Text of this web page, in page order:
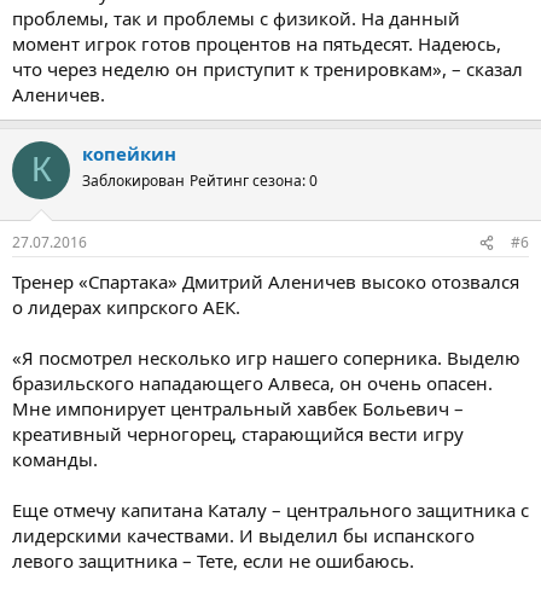
проблемы, так и проблемы с физикой. На данный
момент игрок готов процентов на пятьдесят. Надеюсь,
что через неделю он приступит к тренировкам», – сказал
Аленичев.
К копейкин
Заблокирован Рейтинг сезона: 0
27.07.2016 #6
Тренер «Спартака» Дмитрий Аленичев высоко отозвался
о лидерах кипрского АЕК.
«Я посмотрел несколько игр нашего соперника. Выделю
бразильского нападающего Алвеса, он очень опасен.
Мне импонирует центральный хавбек Больевич –
креативный черногорец, старающийся вести игру
команды.
Еще отмечу капитана Каталу – центрального защитника с
лидерскими качествами. И выделил бы испанского
левого защитника – Тете, если не ошибаюсь.